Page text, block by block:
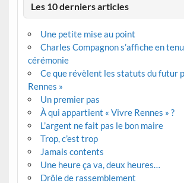
Les 10 derniers articles
Une petite mise au point
Charles Compagnon s’affiche en
cérémonie
Ce que révèlent les statuts du futur
Rennes »
Un premier pas
À qui appartient « Vivre Rennes » ?
L’argent ne fait pas le bon maire
Trop, c’est trop
Jamais contents
Une heure ça va, deux heures…
Drôle de rassemblement